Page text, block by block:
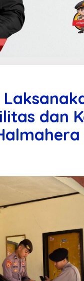
dan